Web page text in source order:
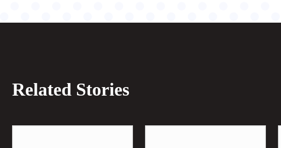
Related Stories